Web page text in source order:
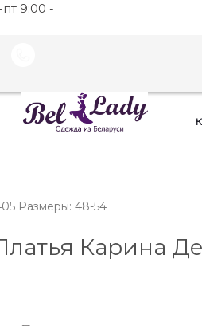
9:00 -
Размеры: 48-54
Карина